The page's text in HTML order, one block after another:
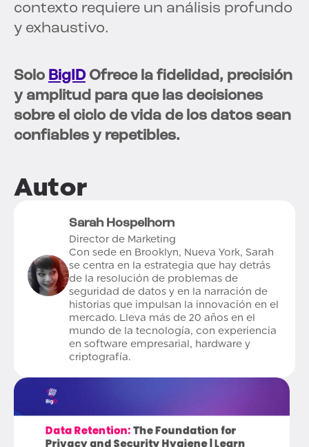
contexto requiere un análisis profundo
y exhaustivo.
Solo BigIDOfrece la fidelidad, precisión
y amplitud para que las decisiones
sobre el ciclo de vida de los datos sean
confiables y repetibles.
Autor
Sarah Hospelhorn
Director de Marketing
Con sede en Brooklyn, Nueva York, Sarah
se centra en la estrategia que hay detrás
de la resolución de problemas de
seguridad de datos y en la narración de
historias que impulsan la innovación en el
mercado. Lleva más de 20 años en el
mundo de la tecnología, con experiencia
en software empresarial, hardware y
criptografía.